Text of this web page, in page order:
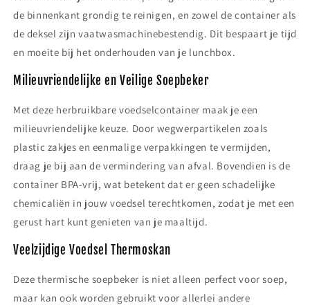
de binnenkant grondig te reinigen, en zowel de container als
de deksel zijn vaatwasmachinebestendig. Dit bespaart je tijd
en moeite bij het onderhouden van je lunchbox.
Milieuvriendelijke en Veilige Soepbeker
Met deze herbruikbare voedselcontainer maak je een
milieuvriendelijke keuze. Door wegwerpartikelen zoals
plastic zakjes en eenmalige verpakkingen te vermijden,
draag je bij aan de vermindering van afval. Bovendien is de
container BPA-vrij, wat betekent dat er geen schadelijke
chemicaliën in jouw voedsel terechtkomen, zodat je met een
gerust hart kunt genieten van je maaltijd.
Veelzijdige Voedsel Thermoskan
Deze thermische soepbeker is niet alleen perfect voor soep,
maar kan ook worden gebruikt voor allerlei andere